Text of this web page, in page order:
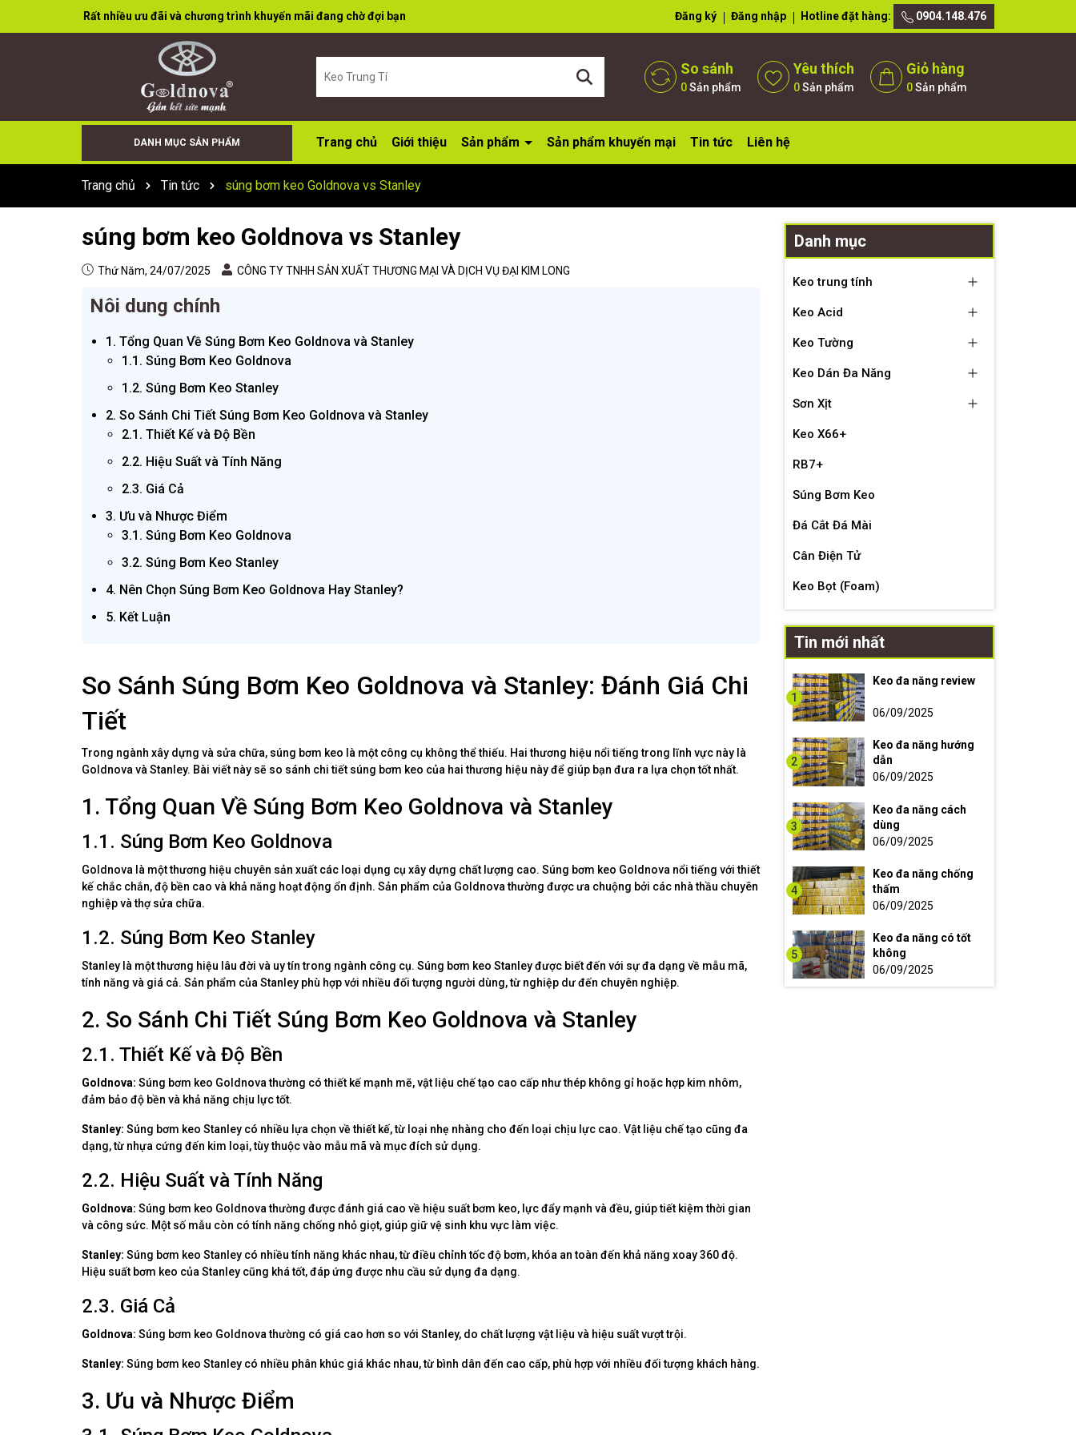
Rất nhiều ưu đãi và chương trình khuyến mãi đang chờ đợi bạn Đăng ký Đăng nhập Hotline đặt hàng: 0904.148.476
So sánh
0Sản phẩm
Yêu thích
0Sản phẩm
Giỏ hàng
0Sản phẩm
DANH MỤC SẢN PHẨM Trang chủ Giới thiệu Sản phẩm Sản phẩm khuyến mại Tin tức Liên hệ
Trang chủ Tin tức súng bơm keo Goldnova vs Stanley
súng bơm keo Goldnova vs Stanley
Thứ Năm, 24/07/2025 CÔNG TY TNHH SẢN XUẤT THƯƠNG MẠI VÀ DỊCH VỤ ĐẠI KIM LONG
Nôi dung chính
1. Tổng Quan Về Súng Bơm Keo Goldnova và Stanley
1.1. Súng Bơm Keo Goldnova
1.2. Súng Bơm Keo Stanley
2. So Sánh Chi Tiết Súng Bơm Keo Goldnova và Stanley
2.1. Thiết Kế và Độ Bền
2.2. Hiệu Suất và Tính Năng
2.3. Giá Cả
3. Ưu và Nhược Điểm
3.1. Súng Bơm Keo Goldnova
3.2. Súng Bơm Keo Stanley
4. Nên Chọn Súng Bơm Keo Goldnova Hay Stanley?
5. Kết Luận
So Sánh Súng Bơm Keo Goldnova và Stanley: Đánh Giá Chi
Tiết
Trong ngành xây dựng và sửa chữa, súng bơm keo là một công cụ không thể thiếu. Hai thương hiệu nổi tiếng trong lĩnh vực này là
Goldnova và Stanley. Bài viết này sẽ so sánh chi tiết súng bơm keo của hai thương hiệu này để giúp bạn đưa ra lựa chọn tốt nhất.
1. Tổng Quan Về Súng Bơm Keo Goldnova và Stanley
1.1. Súng Bơm Keo Goldnova
Goldnova là một thương hiệu chuyên sản xuất các loại dụng cụ xây dựng chất lượng cao. Súng bơm keo Goldnova nổi tiếng với thiết
kế chắc chắn, độ bền cao và khả năng hoạt động ổn định. Sản phẩm của Goldnova thường được ưa chuộng bởi các nhà thầu chuyên
nghiệp và thợ sửa chữa.
1.2. Súng Bơm Keo Stanley
Stanley là một thương hiệu lâu đời và uy tín trong ngành công cụ. Súng bơm keo Stanley được biết đến với sự đa dạng về mẫu mã,
tính năng và giá cả. Sản phẩm của Stanley phù hợp với nhiều đối tượng người dùng, từ nghiệp dư đến chuyên nghiệp.
2. So Sánh Chi Tiết Súng Bơm Keo Goldnova và Stanley
2.1. Thiết Kế và Độ Bền
Goldnova: Súng bơm keo Goldnova thường có thiết kế mạnh mẽ, vật liệu chế tạo cao cấp như thép không gỉ hoặc hợp kim nhôm,
đảm bảo độ bền và khả năng chịu lực tốt.
Stanley: Súng bơm keo Stanley có nhiều lựa chọn về thiết kế, từ loại nhẹ nhàng cho đến loại chịu lực cao. Vật liệu chế tạo cũng đa
dạng, từ nhựa cứng đến kim loại, tùy thuộc vào mẫu mã và mục đích sử dụng.
2.2. Hiệu Suất và Tính Năng
Goldnova: Súng bơm keo Goldnova thường được đánh giá cao về hiệu suất bơm keo, lực đẩy mạnh và đều, giúp tiết kiệm thời gian
và công sức. Một số mẫu còn có tính năng chống nhỏ giọt, giúp giữ vệ sinh khu vực làm việc.
Stanley: Súng bơm keo Stanley có nhiều tính năng khác nhau, từ điều chỉnh tốc độ bơm, khóa an toàn đến khả năng xoay 360 độ.
Hiệu suất bơm keo của Stanley cũng khá tốt, đáp ứng được nhu cầu sử dụng đa dạng.
2.3. Giá Cả
Goldnova: Súng bơm keo Goldnova thường có giá cao hơn so với Stanley, do chất lượng vật liệu và hiệu suất vượt trội.
Stanley: Súng bơm keo Stanley có nhiều phân khúc giá khác nhau, từ bình dân đến cao cấp, phù hợp với nhiều đối tượng khách hàng.
3. Ưu và Nhược Điểm
Danh mục
Keo trung tính
Keo Acid
Keo Tường
Keo Dán Đa Năng
Sơn Xịt
Keo X66+
RB7+
Súng Bơm Keo
Đá Cắt Đá Mài
Cân Điện Tử
Keo Bọt (Foam)
Tin mới nhất
1
Keo đa năng review
06/09/2025
2
Keo đa năng hướng
dẫn
06/09/2025
3
Keo đa năng cách
dùng
06/09/2025
4
Keo đa năng chống
thấm
06/09/2025
5
Keo đa năng có tốt
không
06/09/2025